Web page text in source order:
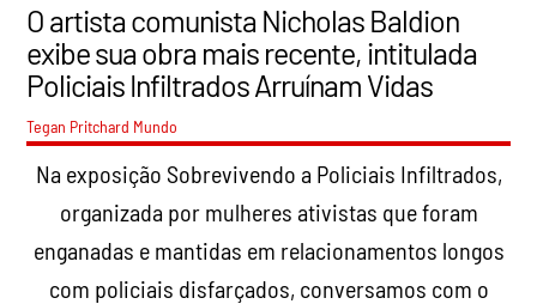
O artista comunista Nicholas Baldion
exibe sua obra mais recente, intitulada
Policiais Infiltrados Arruínam Vidas
Tegan Pritchard Mundo
Na exposição Sobrevivendo a Policiais Infiltrados,
organizada por mulheres ativistas que foram
enganadas e mantidas em relacionamentos longos
com policiais disfarçados, conversamos com o